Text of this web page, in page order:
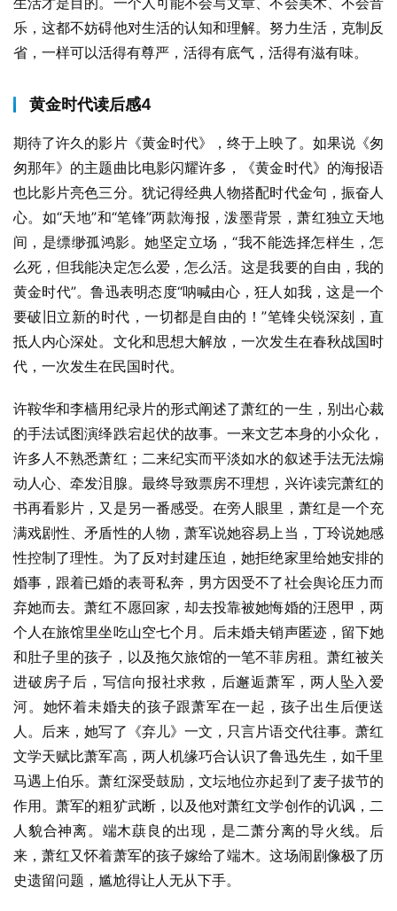
乐，这都不妨碍他对生活的认知和理解。努力生活，克制反
省，一样可以活得有尊严，活得有底气，活得有滋有味。
黄金时代读后感4
期待了许久的影片《黄金时代》，终于上映了。如果说《匆
匆那年》的主题曲比电影闪耀许多，《黄金时代》的海报语
也比影片亮色三分。犹记得经典人物搭配时代金句，振奋人
心。如“天地”和“笔锋”两款海报，泼墨背景，萧红独立天地
间，是缥缈孤鸿影。她坚定立场，“我不能选择怎样生，怎
么死，但我能决定怎么爱，怎么活。这是我要的自由，我的
黄金时代”。鲁迅表明态度“呐喊由心，狂人如我，这是一个
要破旧立新的时代，一切都是自由的！”笔锋尖锐深刻，直
抵人内心深处。文化和思想大解放，一次发生在春秋战国时
代，一次发生在民国时代。
许鞍华和李樯用纪录片的形式阐述了萧红的一生，别出心裁
的手法试图演绎跌宕起伏的故事。一来文艺本身的小众化，
许多人不熟悉萧红；二来纪实而平淡如水的叙述手法无法煽
动人心、牵发泪腺。最终导致票房不理想，兴许读完萧红的
书再看影片，又是另一番感受。在旁人眼里，萧红是一个充
满戏剧性、矛盾性的人物，萧军说她容易上当，丁玲说她感
性控制了理性。为了反对封建压迫，她拒绝家里给她安排的
婚事，跟着已婚的表哥私奔，男方因受不了社会舆论压力而
弃她而去。萧红不愿回家，却去投靠被她悔婚的汪恩甲，两
个人在旅馆里坐吃山空七个月。后未婚夫销声匿迹，留下她
和肚子里的孩子，以及拖欠旅馆的一笔不菲房租。萧红被关
进破房子后，写信向报社求救，后邂逅萧军，两人坠入爱
河。她怀着未婚夫的孩子跟萧军在一起，孩子出生后便送
人。后来，她写了《弃儿》一文，只言片语交代往事。萧红
文学天赋比萧军高，两人机缘巧合认识了鲁迅先生，如千里
马遇上伯乐。萧红深受鼓励，文坛地位亦起到了麦子拔节的
作用。萧军的粗犷武断，以及他对萧红文学创作的讥讽，二
人貌合神离。端木蕻良的出现，是二萧分离的导火线。后
来，萧红又怀着萧军的孩子嫁给了端木。这场闹剧像极了历
史遗留问题，尴尬得让人无从下手。